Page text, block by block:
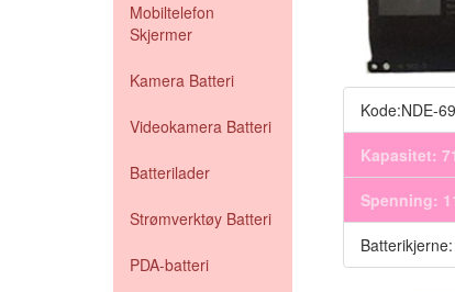
Mobiltelefon
Skjermer
Kamera Batteri
Videokamera Batteri
Batterilader
Strømverktøy Batteri
PDA-batteri
Kode:NDE-
Kapasitet:
Spenning: